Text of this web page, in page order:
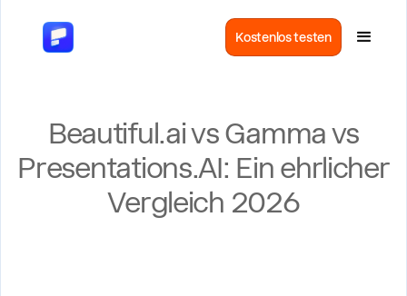
Kostenlos testen
Beautiful.ai vs Gamma vs
Presentations.AI: Ein ehrlicher
Vergleich 2026